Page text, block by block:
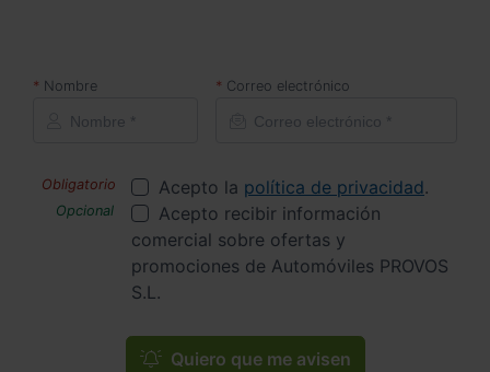
Nombre Correo electrónico
Acepto la política de privacidad.
Acepto recibir información
comercial sobre ofertas y
promociones de Automóviles PROVOS
S.L.
Quiero que me avisen